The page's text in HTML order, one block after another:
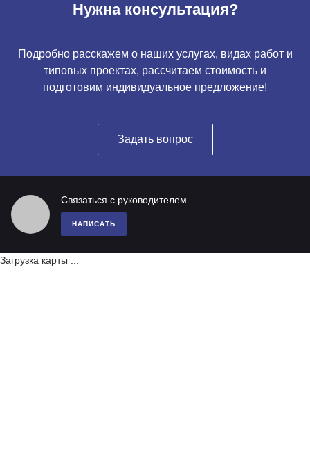
Нужна консультация?
Подробно расскажем о наших услугах, видах работ и
типовых проектах, рассчитаем стоимость и
подготовим индивидуальное предложение!
Задать вопрос
Связаться с руководителем
НАПИСАТЬ
Загрузка карты ...